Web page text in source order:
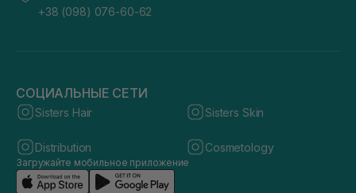
+38 (098) 076-60-62
СОЦИАЛЬНЫЕ СЕТИ
Sisters Hair Sisters Skin
Distribution Cosmetology
Загружайте мобильное приложение